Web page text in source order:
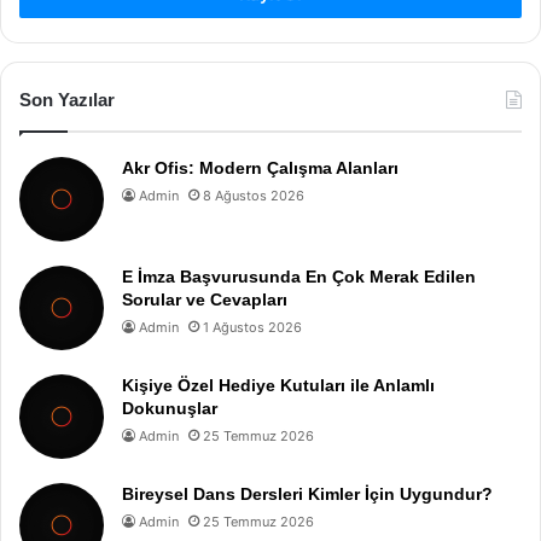
Son Yazılar
Akr Ofis: Modern Çalışma Alanları
Admin 8 Ağustos 2026
E İmza Başvurusunda En Çok Merak Edilen
Sorular ve Cevapları
Admin 1 Ağustos 2026
Kişiye Özel Hediye Kutuları ile Anlamlı
Dokunuşlar
Admin 25 Temmuz 2026
Bireysel Dans Dersleri Kimler İçin Uygundur?
Admin 25 Temmuz 2026